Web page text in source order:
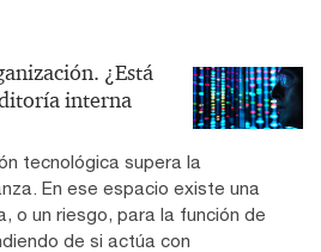
¿Está
interna
tecnológica supera la
En ese espacio existe una
o un riesgo, para la función de
de si actúa con